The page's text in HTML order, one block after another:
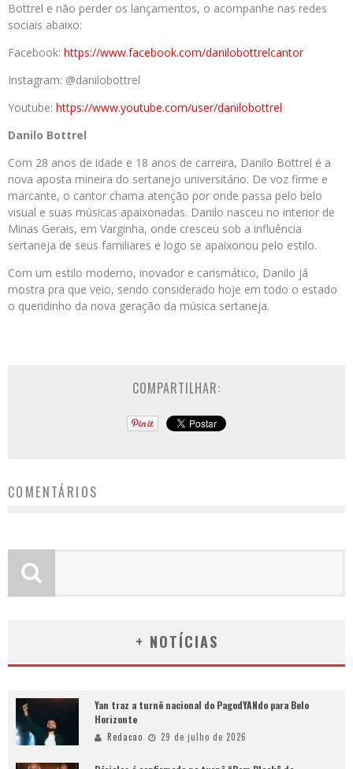
Bottrel e não perder os lançamentos, o acompanhe nas redes
sociais abaixo:
Facebook: https://www.facebook.com/danilobottrelcantor
Instagram: @danilobottrel
Youtube: https://www.youtube.com/user/danilobottrel
Danilo Bottrel
Com 28 anos de idade e 18 anos de carreira, Danilo Bottrel é a
nova aposta mineira do sertanejo universitário. De voz firme e
marcante, o cantor chama atenção por onde passa pelo belo
visual e suas músicas apaixonadas. Danilo nasceu no interior de
Minas Gerais, em Varginha, onde cresceu sob a influência
sertaneja de seus familiares e logo se apaixonou pelo estilo.
Com um estilo moderno, inovador e carismático, Danilo já
mostra pra que veio, sendo considerado hoje em todo o estado
o queridinho da nova geração da música sertaneja.
COMPARTILHAR:
COMENTÁRIOS
+ NOTÍCIAS
Yan traz a turnê nacional do PagodYANdo para Belo
Horizonte
Redacao 29 de julho de 2026